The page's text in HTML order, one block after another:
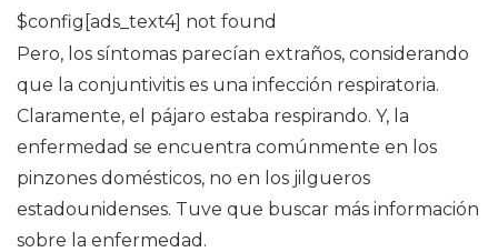
$config[ads_text4] not found
Pero, los síntomas parecían extraños, considerando
que la conjuntivitis es una infección respiratoria.
Claramente, el pájaro estaba respirando. Y, la
enfermedad se encuentra comúnmente en los
pinzones domésticos, no en los jilgueros
estadounidenses. Tuve que buscar más información
sobre la enfermedad.